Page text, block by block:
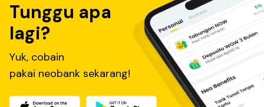
Tunggu apa
lagi?
Yuk, cobain
pakai neobank sekarang!